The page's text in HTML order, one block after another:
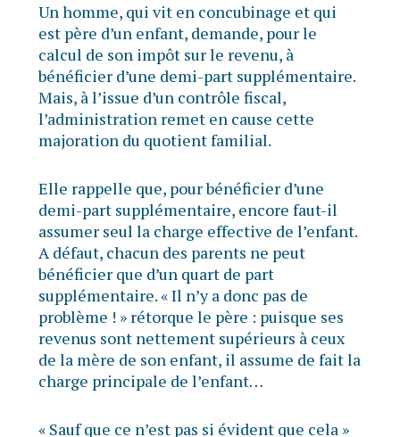
Un homme, qui vit en concubinage et qui
est père d’un enfant, demande, pour le
calcul de son impôt sur le revenu, à
bénéficier d’une demi-part supplémentaire.
Mais, à l’issue d’un contrôle fiscal,
l’administration remet en cause cette
majoration du quotient familial.
Elle rappelle que, pour bénéficier d’une
demi-part supplémentaire, encore faut-il
assumer seul la charge effective de l’enfant.
A défaut, chacun des parents ne peut
bénéficier que d’un quart de part
supplémentaire. « Il n’y a donc pas de
problème ! » rétorque le père : puisque ses
revenus sont nettement supérieurs à ceux
de la mère de son enfant, il assume de fait la
charge principale de l’enfant…
« Sauf que ce n’est pas si évident que cela »